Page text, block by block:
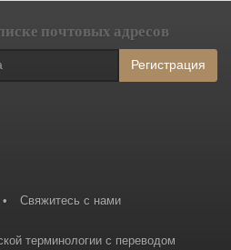
почтовых адресов
Регистрация
• Свяжитесь с нами
терминологии с переводом